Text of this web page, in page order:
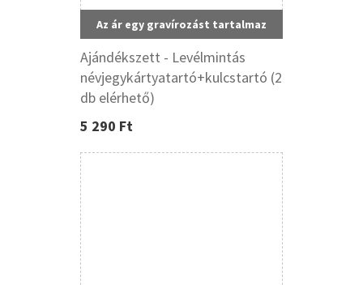
Az ár egy gravírozást tartalmaz
Ajándékszett - Levélmintás
névjegykártyatartó+kulcstartó (2
db elérhető)
5 290 Ft